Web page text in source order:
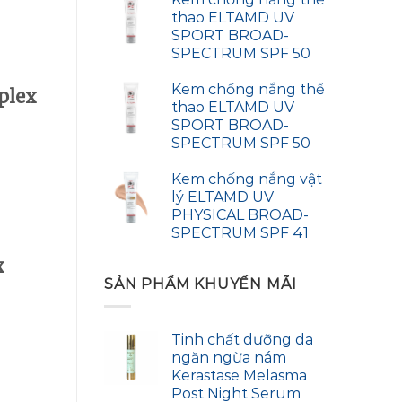
thao ELTAMD UV
SPORT BROAD-
SPECTRUM SPF 50
Kem chống nắng thể
thao ELTAMD UV
SPORT BROAD-
SPECTRUM SPF 50
Kem chống nắng vật
lý ELTAMD UV
PHYSICAL BROAD-
SPECTRUM SPF 41
SẢN PHẨM KHUYẾN MÃI
Tinh chất dưỡng da
ngăn ngừa nám
Kerastase Melasma
Post Night Serum